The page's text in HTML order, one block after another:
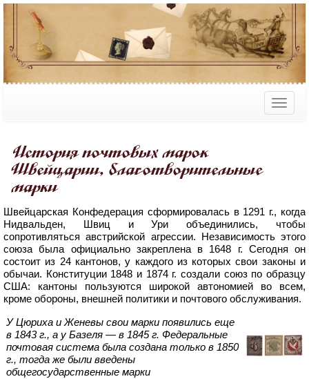
История почтовых марок
Швейцарии, благотворительные
марки
Швейцарская Конфедерация сформировалась в 1291 г., когда
Нидвальден, Швиц и Ури объединились, чтобы
сопротивляться австрийской агрессии. Независимость этого
союза была официально закреплена в 1648 г. Сегодня он
состоит из 24 кантонов, у каждого из которых свои законы и
обычаи. Конституции 1848 и 1874 г. создали союз по образцу
США: кантоны пользуются широкой автономией во всем,
кроме обороны, внешней политики и почтового обслуживания.
У Цюриха и Женевы свои марки появились еще
в 1843 г., а у Базеля — в 1845 г. Федеральные
почтовая система была создана только в 1850
г., тогда же были введены
общегосударственные марки